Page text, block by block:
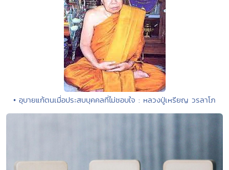
• อุบายแก้ตนเมื่อประสบบุคคลที่ไม่ชอบใจ : หลวงปู่เหรียญ วรลาโภ